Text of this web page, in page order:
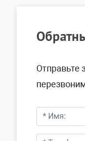
Отправьте